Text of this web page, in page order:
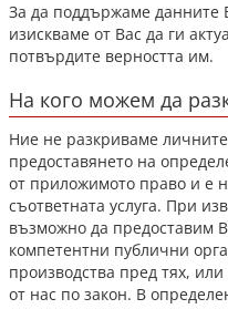
За да поддържаме данните
изискваме от Вас да ги
потвърдите верността им.
На кого можем да
Ние не разкриваме
предоставянето на
от приложимото право и е
съответната услуга. При
възможно да предоставим
компетентни публични
производства пред тях,
от нас по закон. В